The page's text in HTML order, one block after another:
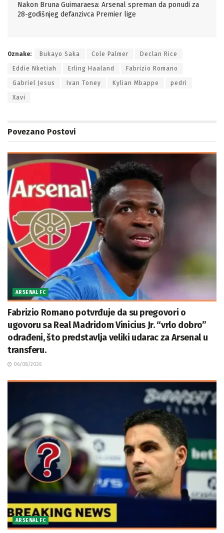
Nakon Bruna Guimaraesa: Arsenal spreman da ponudi za
28-godišnjeg defanzivca Premier lige
Oznake: Bukayo Saka Cole Palmer Declan Rice
Eddie Nketiah Erling Haaland Fabrizio Romano
Gabriel Jesus Ivan Toney Kylian Mbappe pedri
Xavi
Povezano Postovi
ARSENAL FC
Fabrizio Romano potvrđuje da su pregovori o
ugovoru sa Real Madridom Vinicius Jr. “vrlo dobro”
odrađeni, što predstavlja veliki udarac za Arsenal u
transferu.
06/08/2026
ARSENAL FC